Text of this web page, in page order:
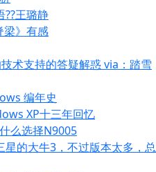
??王璐静
梁》有感
术支持的答疑解惑 via：踏雪
编年史
XP十三年回忆
么选择N9005
星的大牛3，不过版本太多，总